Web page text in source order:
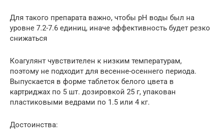
Для такого препарата важно, чтобы рН воды был на
уровне 7.2-7.6 единиц, иначе эффективность будет резко
снижаться
Коагулянт чувствителен к низким температурам,
поэтому не подходит для весенне-осеннего периода.
Выпускается в форме таблеток белого цвета в
картриджах по 5 шт. дозировкой 25 г, упакован
пластиковыми ведрами по 1.5 или 4 кг.
Достоинства: